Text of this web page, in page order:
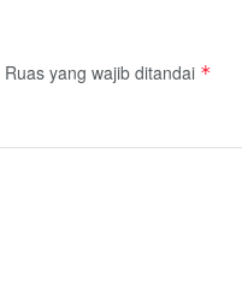
Ruas yang wajib ditandai *